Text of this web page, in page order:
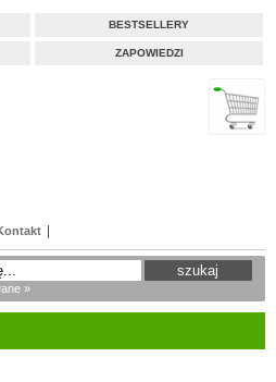
BESTSELLERY
ZAPOWIEDZI
»